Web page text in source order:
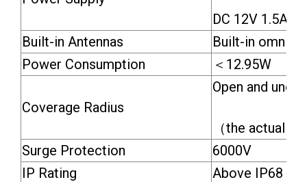
DC 12V 1.5A
Built-in Antennas
Built-in
Power Consumption
＜12.95W
Coverage Radius
Open and
（the actual
Surge Protection
6000V
IP Rating
Above IP68